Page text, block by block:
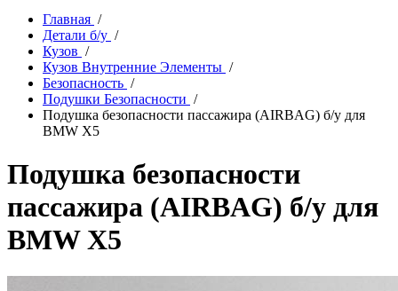
Главная /
Детали б/у /
Кузов /
Кузов Внутренние Элементы /
Безопасность /
Подушки Безопасности /
Подушка безопасности пассажира (AIRBAG) б/у для
BMW X5
Подушка безопасности
пассажира (AIRBAG) б/у для
BMW X5